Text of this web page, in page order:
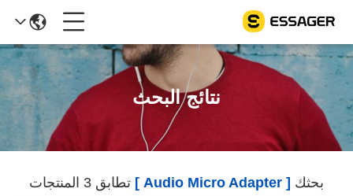
نتائج البحث
بحثك [ Audio Micro Adapter ] تطابق 3 المنتجات